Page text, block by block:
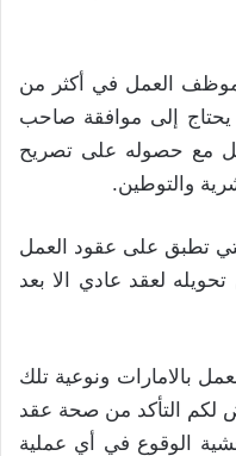
العمل في أكثر من
إلى موافقة صاحب
مع حصوله على تصريح
والتوطين.
تطبق على عقود العمل
تحويله لعقد عادي الا بعد
بالامارات ونوعية تلك
لكم التأكد من صحة عقد
الوقوع في أي عملية